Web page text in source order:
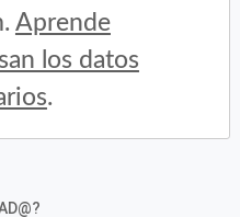
Aprende
los datos
.